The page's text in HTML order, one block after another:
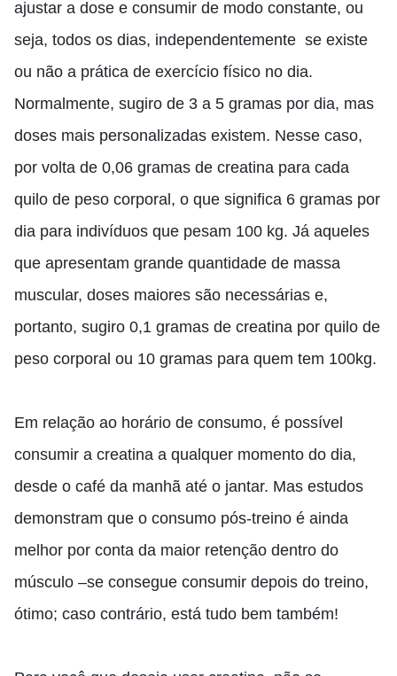
ajustar a dose e consumir de modo constante, ou
seja, todos os dias, independentemente se existe
ou não a prática de exercício físico no dia.
Normalmente, sugiro de 3 a 5 gramas por dia, mas
doses mais personalizadas existem. Nesse caso,
por volta de 0,06 gramas de creatina para cada
quilo de peso corporal, o que significa 6 gramas por
dia para indivíduos que pesam 100 kg. Já aqueles
que apresentam grande quantidade de massa
muscular, doses maiores são necessárias e,
portanto, sugiro 0,1 gramas de creatina por quilo de
peso corporal ou 10 gramas para quem tem 100kg.
Em relação ao horário de consumo, é possível
consumir a creatina a qualquer momento do dia,
desde o café da manhã até o jantar. Mas estudos
demonstram que o consumo pós-treino é ainda
melhor por conta da maior retenção dentro do
músculo –se consegue consumir depois do treino,
ótimo; caso contrário, está tudo bem também!